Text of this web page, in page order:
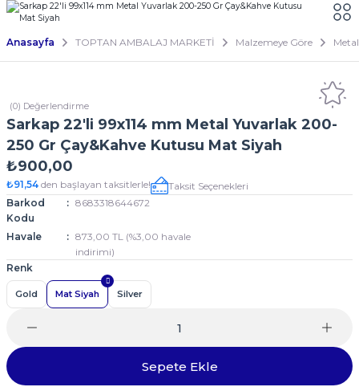
Anasayfa TOPTAN AMBALAJ MARKETİ Malzemeye Göre
(0) Değerlendirme
Sarkap 22'li 99x114 mm Metal Yuvarlak 200-
250 Gr Çay&Kahve Kutusu Mat Siyah
₺900,00
₺91,54 den başlayan taksitlerle!
Taksit Seçenekleri
Barkod
Kodu
8683318644672
Havale
873,00 TL (%3,00 havale
indirimi)
Renk
Gold Mat Siyah Silver
Sepete Ekle